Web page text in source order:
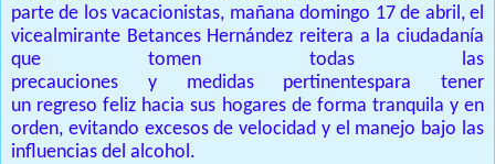
parte de los vacacionistas, mañana domingo 17 de abril,el
vicealmirante Betances Hernández reitera a la ciudadanía
que tomen todas las
precauciones ymedidaspertinentespara tener
un regreso feliz hacia sus hogares de forma tranquila y en
orden, evitando excesos de velocidad y el manejo bajo las
influencias del alcohol.